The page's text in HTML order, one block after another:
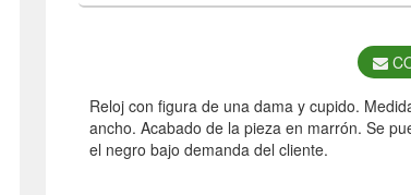
Reloj con figura de una dama y cupido.
ancho. Acabado de la pieza en marrón. Se
el negro bajo demanda del cliente.